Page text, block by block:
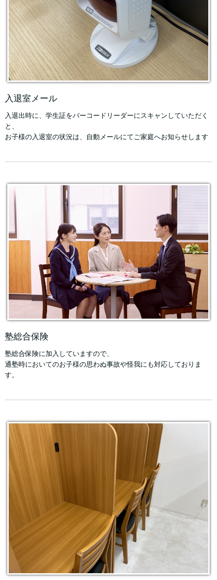
入退室メール
入退出時に、学生証をバーコードリーダーにスキャンしていただく
と、
お子様の入退室の状況は、自動メールにてご家庭へお知らせします
塾総合保険
塾総合保険に加入していますので、
通塾時においてのお子様の思わぬ事故や怪我にも対応しておりま
す。